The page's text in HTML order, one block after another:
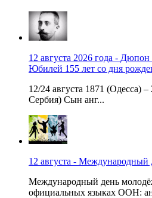
12 августа 2026 года -
Юбилей 155 лет со дня
12/24 августа 1871 (Одесса)
Сербия) Сын анг...
12 августа - Международный
Международный день
официальных языках ООН: